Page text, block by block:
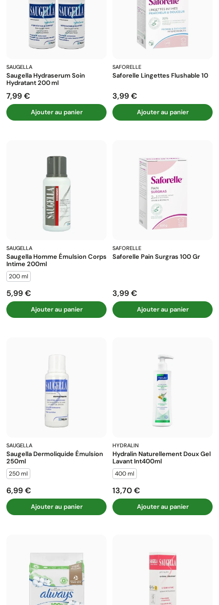
SAUGELLA
Saugella Hydraserum Soin
Hydratant 200 Ml
Prix
7,99 €
Ajouter au panier
SAFORELLE
Saforelle Lingettes Flushable 10
Prix
3,99 €
Ajouter au panier
SAUGELLA
Saugella Homme Émulsion Corps
Intime 200ml
200 ml
Prix
5,99 €
Ajouter au panier
SAFORELLE
Saforelle Pain Surgras 100 Gr
Prix
3,99 €
Ajouter au panier
SAUGELLA
Saugella Dermoliquide Émulsion
250ml
250 ml
Prix
6,99 €
Ajouter au panier
HYDRALIN
Hydralin Naturellement Doux Gel
Lavant Int400ml
400 ml
Prix
13,70 €
Ajouter au panier